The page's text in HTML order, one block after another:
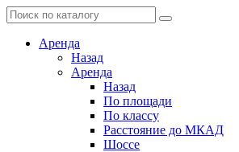
Аренда
Назад
Аренда
Назад
По площади
По классу
Расстояние до МКАД
Шоссе